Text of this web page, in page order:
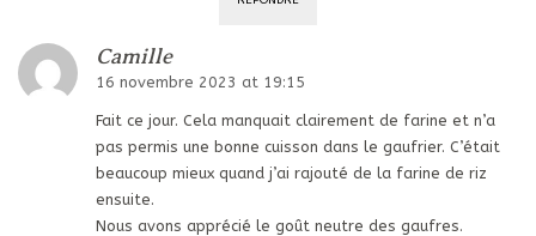
Camille
16 novembre 2023 at 19:15
Fait ce jour. Cela manquait clairement de farine et n’a
pas permis une bonne cuisson dans le gaufrier. C’était
beaucoup mieux quand j’ai rajouté de la farine de riz
ensuite.
Nous avons apprécié le goût neutre des gaufres.